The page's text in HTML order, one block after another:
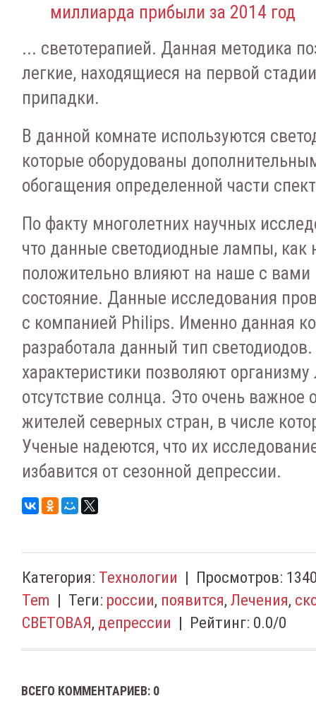
миллиарда прибыли за 2014 год
... светотерапией. Данная методика
легкие, находящиеся на первой
припадки.
В данной комнате используются
которые оборудованы
обогащения определенной части
По факту многолетних научных
что данные светодиодные лампы, как
положительно влияют на наше с вами
состояние. Данные исследования
с компанией Philips. Именно данная
разработала данный тип
характеристики позволяют организму
отсутствие солнца. Это очень важное
жителей северных стран, в числе
Ученые надеются, что их
избавится от сезонной депрессии.
Категория: Технологии | Просмотров:
Tem | Теги: россии, появится, Лечения,
СВЕТОВАЯ, депрессии | Рейтинг: 0.0/0
ВСЕГО КОММЕНТАРИЕВ: 0